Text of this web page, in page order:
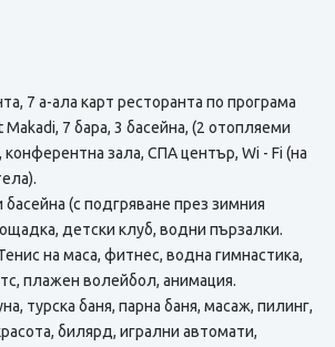
7 а-ала карт ресторанта по програма
7 бара, 3 басейнa, (2 отопляеми
конферентна зала, СПА център, Wi - Fi (на
(с подгряване през зимния
детски клуб, водни пързалки.
на маса, фитнес, водна гимнастика,
плажен волейбол, анимация.
турска баня, парна баня, масаж, пилинг,
билярд, игрални автомати,